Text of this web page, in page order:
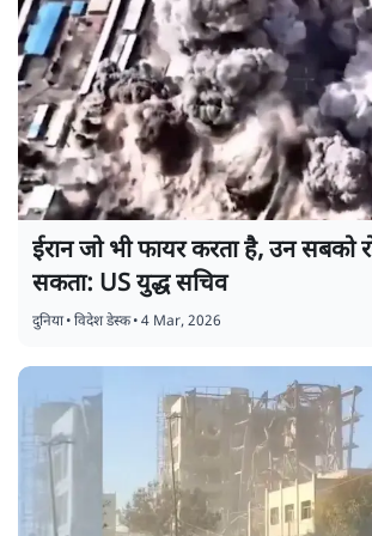
ईरान जो भी फायर करता है, उन सबको
सकता: US युद्ध सचिव
दुनिया•विदेश डेस्क•4 Mar, 2026